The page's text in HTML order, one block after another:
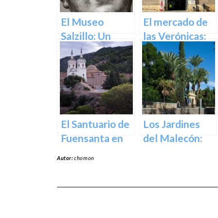
y Cultural en el
Corazón de la
Ciudad
El Museo
Salzillo: Un
Tesoro de la
Escultura
Barroca en
España en
Murcia
El mercado de
las Verónicas:
descubre el
mercado más
emblemático
de Murcia
El Santuario de
Fuensanta en
Los Jardines
del Malecón:
Autor:chomon